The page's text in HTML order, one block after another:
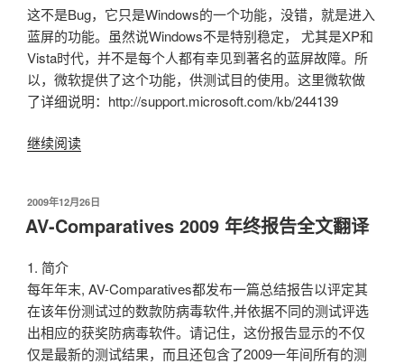
这不是Bug，它只是Windows的一个功能，没错，就是进入
蓝屏的功能。虽然说Windows不是特别稳定， 尤其是XP和
Vista时代，并不是每个人都有幸见到著名的蓝屏故障。所
以，微软提供了这个功能，供测试目的使用。这里微软做
了详细说明：http://support.microsoft.com/kb/244139
继续阅读
键
即
Windows
蓝
屏”
发
布
于
2009年12月26日
AV-Comparatives 2009 年终报告全文翻译
1. 简介
每年年末, AV-Comparatives都发布一篇总结报告以评定其
在该年份测试过的数款防病毒软件,并依据不同的测试评选
出相应的获奖防病毒软件。请记住，这份报告显示的不仅
仅是最新的测试结果，而且还包含了2009一年间所有的测